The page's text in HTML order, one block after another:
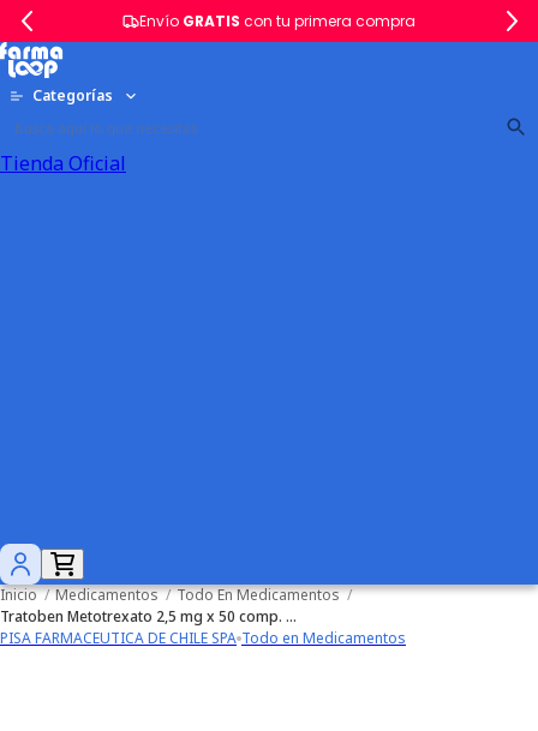
Envío GRATIS con tu primera compra
Categorías
Tienda Oficial
Inicio / Medicamentos / Todo En Medicamentos /
Tratoben Metotrexato 2,5 mg x 50 comp. (Cenabast)
PISA FARMACEUTICA DE CHILE SPA Todo en Medicamentos